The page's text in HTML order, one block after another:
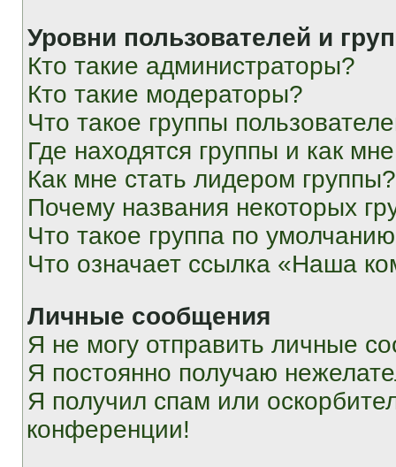
Уровни пользователей и
Кто такие администраторы?
Кто такие модераторы?
Что такое группы
Где находятся группы и как
Как мне стать лидером группы?
Почему названия некоторых
Что такое группа по
Что означает ссылка «Наша
Личные сообщения
Я не могу отправить личные
Я постоянно получаю
Я получил спам или
конференции!